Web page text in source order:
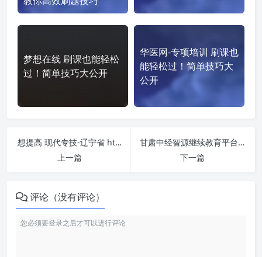
梦想在线 刷课也能轻松
过！简单技巧大公开
华医网-专项培训 刷课也
能轻松过！简单技巧大
公开
想提高 现代专技-辽宁省 https://liaoning.chinamde.cn/ 刷课效率？看看这些实用技巧
上一篇
甘肃中经智源继续教育平台-定西市 https://dx.gswdzy.com/ 刷课也能轻松过！简单技巧大公开
下一篇
评论（没有评论）